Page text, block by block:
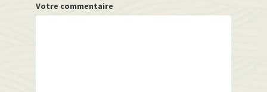
Votre commentaire